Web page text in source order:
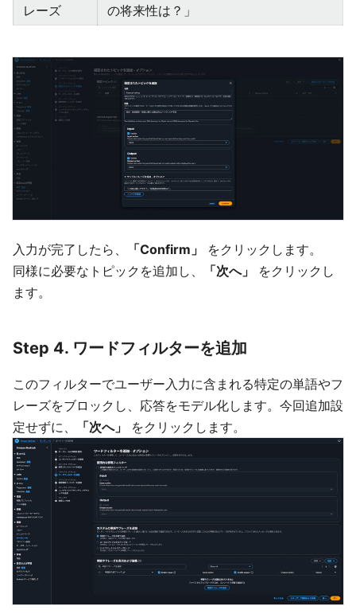
レーズ
の将来性は？」
入力が完了したら、 「Confirm」
をクリックします。
同様に必要なトピックを追加し、
「次へ」
をクリックし
ます。
Step 4. ワードフィルターを追加
このフィルターでユーザー入力に含まれる特定の単語やフ
レーズをブロックし、応答をモデル化します。今回追加設
定せずに、
「次へ」 をクリックします。